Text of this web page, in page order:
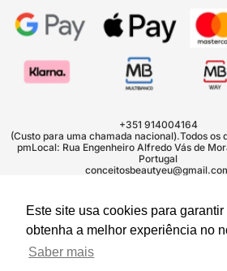
Este site usa cookies para garantir
obtenha a melhor experiência no
Saber mais
+351 914004164
(Custo para uma chamada nacional).Todos os
pmLocal: Rua Engenheiro Alfredo Vás de
Portugal
Política de privacidade
Termos do serviço
Informações de contacto